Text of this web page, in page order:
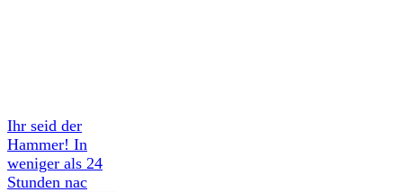
Ihr seid der
Hammer! In
weniger als 24
Stunden nac